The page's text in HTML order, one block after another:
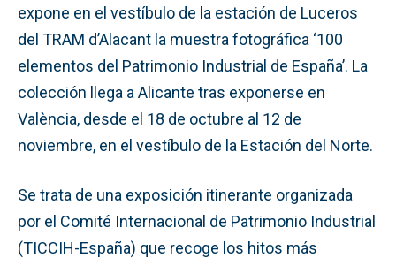
expone en el vestíbulo de la estación de Luceros
del TRAM d’Alacant la muestra fotográfica ‘100
elementos del Patrimonio Industrial de España’. La
colección llega a Alicante tras exponerse en
València, desde el 18 de octubre al 12 de
noviembre, en el vestíbulo de la Estación del Norte.
Se trata de una exposición itinerante organizada
por el Comité Internacional de Patrimonio Industrial
(TICCIH-España) que recoge los hitos más